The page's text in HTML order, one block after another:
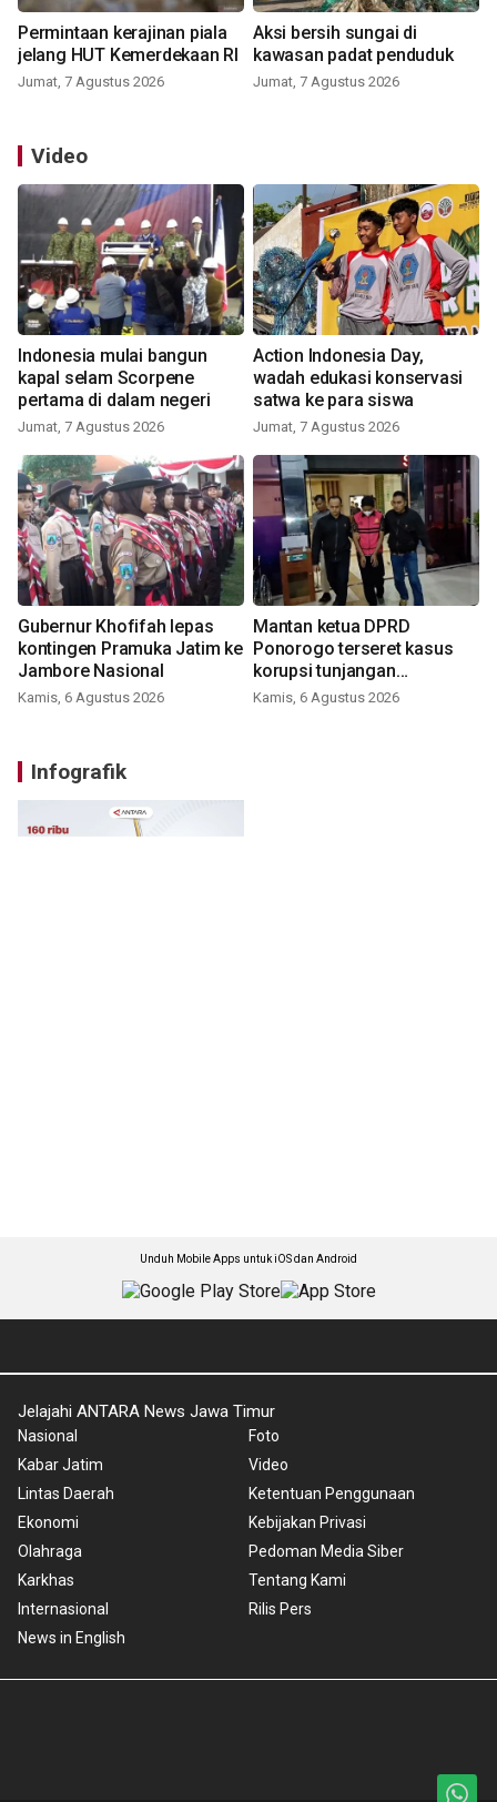
Permintaan kerajinan piala
jelang HUT Kemerdekaan RI
Jumat, 7 Agustus 2026
Aksi bersih sungai di
kawasan padat penduduk
Jumat, 7 Agustus 2026
Video
Indonesia mulai bangun
kapal selam Scorpene
pertama di dalam negeri
Jumat, 7 Agustus 2026
Action Indonesia Day,
wadah edukasi konservasi
satwa ke para siswa
Jumat, 7 Agustus 2026
Gubernur Khofifah lepas
kontingen Pramuka Jatim ke
Jambore Nasional
Kamis, 6 Agustus 2026
Mantan ketua DPRD
Ponorogo terseret kasus
korupsi tunjangan
perumahan
Kamis, 6 Agustus 2026
Infografik
Unduh Mobile Apps untuk iOS dan Android
Jelajahi ANTARA News Jawa Timur
Nasional
Kabar Jatim
Lintas Daerah
Ekonomi
Olahraga
Karkhas
Internasional
News in English
Foto
Video
Ketentuan Penggunaan
Kebijakan Privasi
Pedoman Media Siber
Tentang Kami
Rilis Pers